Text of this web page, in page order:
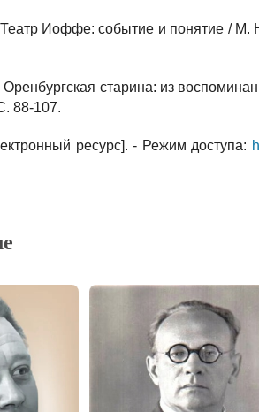
Иоффе: событие и понятие / М.
старина: из
88-107.
ресурс]. - Режим доступа: